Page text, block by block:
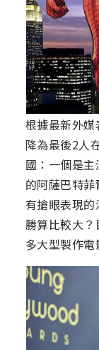
根據最新外
降為最後2人
國：一個是主
的阿薩巴特
有搶眼表現
勝算比較大
多大型製作電